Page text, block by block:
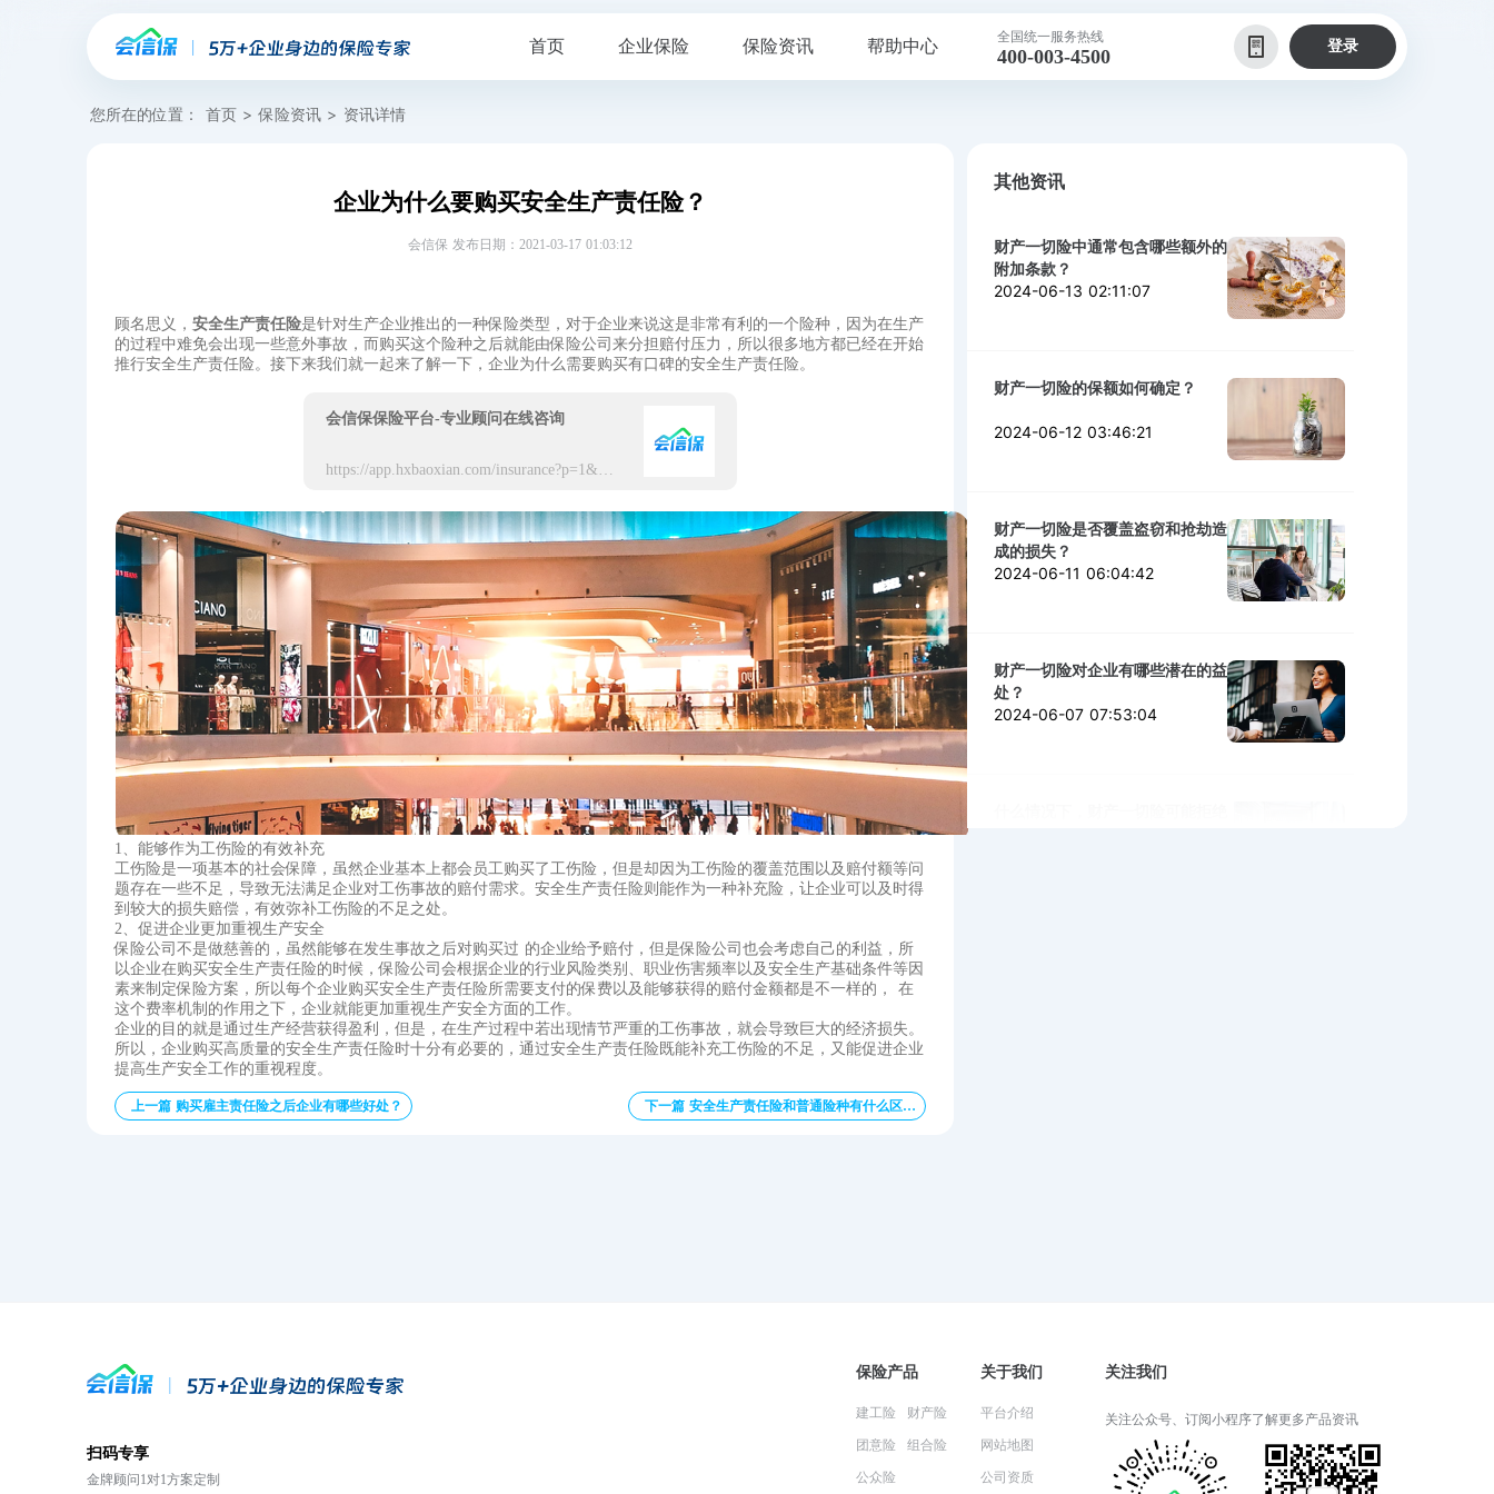
首页 企业保险 保险资讯 帮助中心 全国统一服务热线
400-003-4500 登录
您所在的位置： 首页 > 保险资讯 > 资讯详情
企业为什么要购买安全生产责任险‍？
会信保 发布日期：2021-03-17 01:03:12
顾名思义， 安全生产责任险‍是针对生产企业推出的一种保险类型，对于企业来说这是非常有利的一个险种，因为在生产
的过程中难免会出现一些意外事故，而购买这个险种之后就能由保险公司来分担赔付压力，所以很多地方都已经在开始
推行安全生产责任险‍。接下来我们就一起来了解一下，企业为什么需要购买有口碑的安全生产责任险‍。
会信保保险平台-专业顾问在线咨询
https://app.hxbaoxian.com/insurance?p=1&l=20&t=0&c=0&sourceType=web
1、能够作为工伤险的有效补充
工伤险是一项基本的社会保障，虽然企业基本上都会员工购买了工伤险，但是却因为工伤险的覆盖范围以及赔付额等问
题存在一些不足，导致无法满足企业对工伤事故的赔付需求。安全生产责任险‍则能作为一种补充险，让企业可以及时得
到较大的损失赔偿，有效弥补工伤险的不足之处。
2、促进企业更加重视生产安全
保险公司不是做慈善的，虽然能够在发生事故之后对购买过 的企业给予赔付，但是保险公司也会考虑自己的利益，所
以企业在购买安全生产责任险‍的时候，保险公司会根据企业的行业风险类别、职业伤害频率以及安全生产基础条件等因
素来制定保险方案，所以每个企业购买安全生产责任险‍所需要支付的保费以及能够获得的赔付金额都是不一样的， 在
这个费率机制的作用之下，企业就能更加重视生产安全方面的工作。
企业的目的就是通过生产经营获得盈利，但是，在生产过程中若出现情节严重的工伤事故，就会导致巨大的经济损失。
所以，企业购买高质量的安全生产责任险‍时十分有必要的，通过安全生产责任险‍既能补充工伤险的不足，又能促进企业
提高生产安全工作的重视程度。
上一篇 购买雇主责任险‍之后企业有哪些好处？ 下一篇 安全生产责任险‍和普通险种有什么区别？
其他资讯
财产一切险中通常包含哪些额外的
附加条款？
2024-06-13 02:11:07
财产一切险的保额如何确定？
2024-06-12 03:46:21
财产一切险是否覆盖盗窃和抢劫造
成的损失？
2024-06-11 06:04:42
财产一切险对企业有哪些潜在的益
处？
2024-06-07 07:53:04
财产一切险的理赔流程详解
2024-05-31 03:14:27
扫码专享
金牌顾问1对1方案定制
保险产品
建工险
团意险
公众险
财产险
组合险
关于我们
平台介绍
网站地图
公司资质
关注我们
关注公众号、订阅小程序了解更多产品资讯